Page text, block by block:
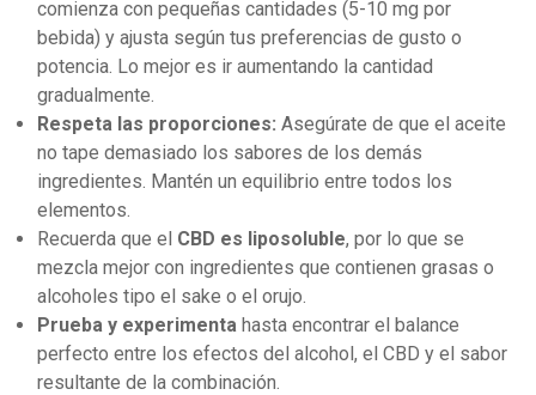
comienza con pequeñas cantidades (5-10 mg por
bebida) y ajusta según tus preferencias de gusto o
potencia. Lo mejor es ir aumentando la cantidad
gradualmente.
Respeta las proporciones: Asegúrate de que el aceite
no tape demasiado los sabores de los demás
ingredientes. Mantén un equilibrio entre todos los
elementos.
Recuerda que el CBD es liposoluble, por lo que se
mezcla mejor con ingredientes que contienen grasas o
alcoholes tipo el sake o el orujo.
Prueba y experimenta hasta encontrar el balance
perfecto entre los efectos del alcohol, el CBD y el sabor
resultante de la combinación.